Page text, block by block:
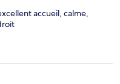
accueil, calme,